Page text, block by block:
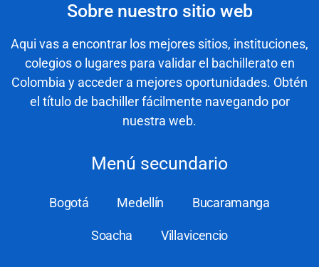
Sobre nuestro sitio web
Aqui vas a encontrar los mejores sitios, instituciones,
colegios o lugares para validar el bachillerato en
Colombia y acceder a mejores oportunidades. Obtén
el título de bachiller fácilmente navegando por
nuestra web.
Menú secundario
Bogotá Medellín Bucaramanga
Soacha Villavicencio